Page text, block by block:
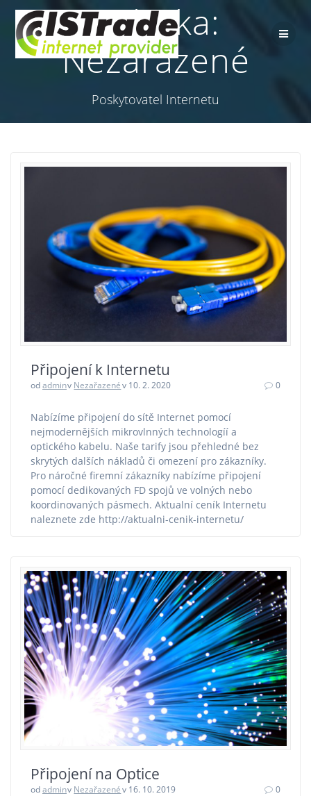
Přeskočit
na
obsah
Rubrika:
Nezařazené
Poskytovatel Internetu
Připojení k Internetu
odadminv Nezařazenév 10. 2. 2020 0
Nabízíme připojení do sítě Internet pomocí
nejmodernějších mikrovlnných technologíí a
optického kabelu. Naše tarify jsou přehledné bez
skrytých dalších nákladů či omezení pro zákazníky.
Pro náročné firemní zákazníky nabízíme připojení
pomocí dedikovaných FD spojů ve volných nebo
koordinovaných pásmech. Aktualní ceník Internetu
naleznete zde http://aktualni-cenik-internetu/
Připojení na Optice
odadminv Nezařazenév 16. 10. 2019 0